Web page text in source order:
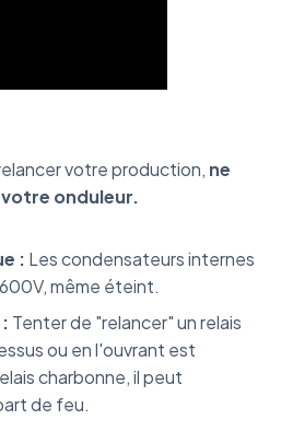
votre production, ne
onduleur.
: Les condensateurs internes
même éteint.
Tenter de "relancer" un relais
ou en l'ouvrant est
charbonne, il peut
de feu.